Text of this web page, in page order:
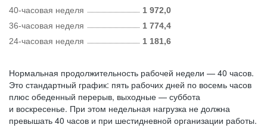
40-часовая неделя
1 972,0
36-часовая неделя
1 774,4
24-часовая неделя
1 181,6
Нормальная продолжительность рабочей недели — 40 часов.
Это стандартный график: пять рабочих дней по восемь часов
плюс обеденный перерыв, выходные — суббота
и воскресенье. При этом недельная нагрузка не должна
превышать 40 часов и при шестидневной организации работы.